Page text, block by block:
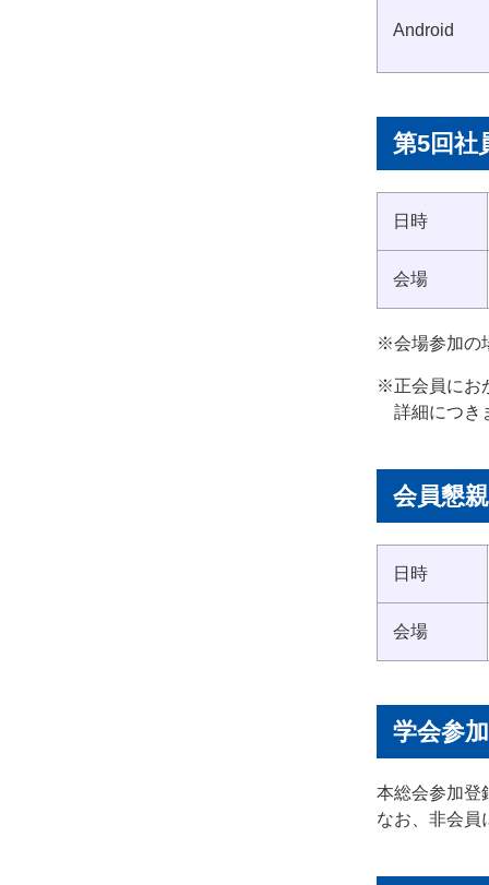
Android
第5回社
日時
会場
※会場参加の
※正会員にお
詳細につき
会員懇
日時
会場
学会参
本総会参加登
なお、非会員